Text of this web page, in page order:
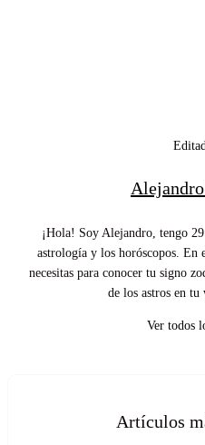
¡Hola! Soy Alejandro, tengo
astrología y los horóscopos. En
necesitas para conocer tu signo
de los astros en
Ver todos
Artículos